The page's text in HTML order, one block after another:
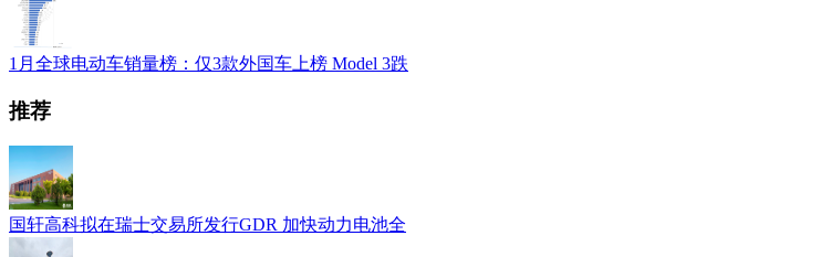
1月全球电动车销量榜：仅3款外国车上榜 Model 3跌
推荐
国轩高科拟在瑞士交易所发行GDR 加快动力电池全